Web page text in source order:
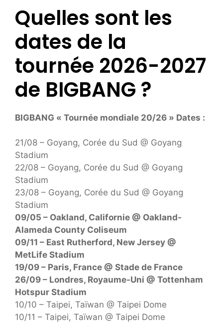
Quelles sont les
dates de la
tournée 2026-2027
de BIGBANG ?
BIGBANG « Tournée mondiale 20/26 » Dates :
21/08 – Goyang, Corée du Sud @ Goyang
Stadium
22/08 – Goyang, Corée du Sud @ Goyang
Stadium
23/08 – Goyang, Corée du Sud @ Goyang
Stadium
09/05 – Oakland, Californie @ Oakland-
Alameda County Coliseum
09/11 – East Rutherford, New Jersey @
MetLife Stadium
19/09 – Paris, France @ Stade de France
26/09 – Londres, Royaume-Uni @ Tottenham
Hotspur Stadium
10/10 – Taipei, Taïwan @ Taipei Dome
10/11 – Taipei, Taïwan @ Taipei Dome